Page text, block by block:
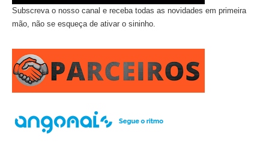
Subscreva o nosso canal e receba todas as novidades em primeira
mão, não se esqueça de ativar o sininho.